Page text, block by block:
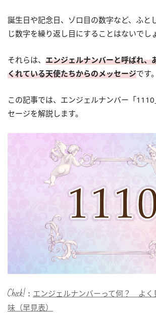
誕生日や記念日、ゾロ目の数字など、ふと
じ数字を繰り返し目にすることはないでし
それらは、 エンジェルナンバーと呼ばれ、
くれている天使たちからのメッセージです。
この記事では、エンジェルナンバー「
セージを解説します。
Check!： エンジェルナンバーって何？ よく
味（早見表）